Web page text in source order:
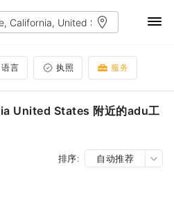
语言 执照 服务
United States 附近的adu工
排序: 自动推荐